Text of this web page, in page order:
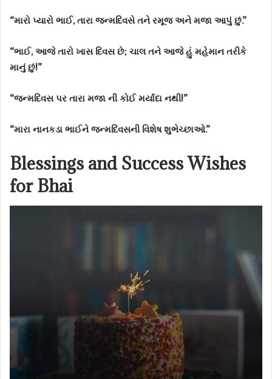
“મારો પ્યારો ભાઈ, તારા જન્મદિવસે તને રમૂજ અને મજા આપું છું.”
“ભાઈ, આજે તારો ખાસ દિવસ છે; ચાલ તને આજે હું મહેમાન તરીકે
માનું છું!”
“જન્મદિવસ પર તારા મજા ની કોઈ મર્યાદા નથી!”
“મારા નાનકડા ભાઈને જન્મદિવસની વિશેષ શુભેચ્છાઓ.”
Blessings and Success Wishes
for Bhai